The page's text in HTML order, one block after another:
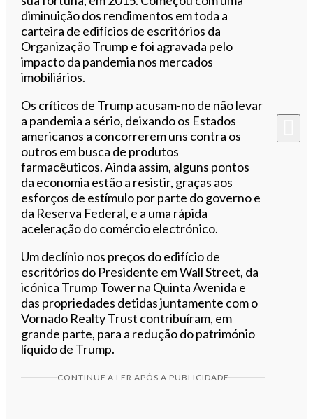
diminuição dos rendimentos em toda a
carteira de edifícios de escritórios da
Organização Trump e foi agravada pelo
impacto da pandemia nos mercados
imobiliários.
Os críticos de Trump acusam-no de não levar
a pandemia a sério, deixando os Estados
americanos a concorrerem uns contra os
outros em busca de produtos
farmacêuticos. Ainda assim, alguns pontos
da economia estão a resistir, graças aos
esforços de estímulo por parte do governo e
da Reserva Federal, e a uma rápida
aceleração do comércio electrónico.
Um declínio nos preços do edifício de
escritórios do Presidente em Wall Street, da
icónica Trump Tower na Quinta Avenida e
das propriedades detidas juntamente com o
Vornado Realty Trust contribuíram, em
grande parte, para a redução do património
líquido de Trump.
CONTINUE A LER APÓS A PUBLICIDADE